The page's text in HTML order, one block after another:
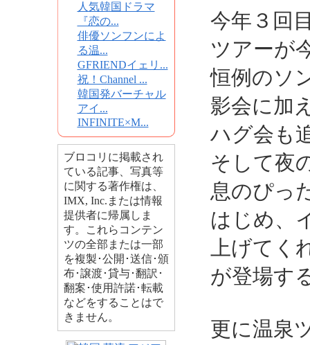
人気韓国ドラマ
『恋の...
俳優ソンフンによ
る温...
GFRIENDイェリ...
祝！Channel ...
韓国発バーチャル
アイ...
INFINITE×M...
ブロコリに掲載され
ている記事、写真等
に関する著作権は、
IMX, Inc.または情報
提供者に帰属しま
す。これらコンテン
ツの全部または一部
を複製･公開･送信･頒
布･譲渡･貸与･翻訳･
翻案･使用許諾･転載
などをすることはで
きません。
今年３回
ツアーが
恒例のソ
影会に加
ハグ会も
そして夜
息のぴっ
はじめ、
上げてく
が登場す
更に温泉